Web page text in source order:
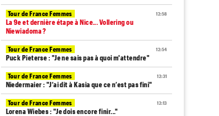
12:58
Tour de France Femmes
La 9e et dernière étape à Nice... Vollering ou
Niewiadoma ?
12:54
Tour de France Femmes
Puck Pieterse : "Je ne sais pas à quoi m'attendre"
12:31
Tour de France Femmes
Niedermaier : "J’ai dit à Kasia que ce n’est pas fini"
12:13
Tour de France Femmes
Lorena Wiebes : "Je dois encore finir..."